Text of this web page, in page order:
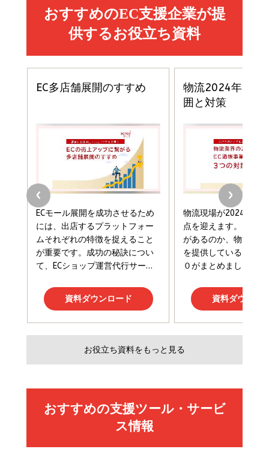
￥1,870
小さな会社は戦略が9割
ドリルを売るには穴を売れ
Brand Shift(ブランド・シフト): 「信頼」で選ばれ
る時代の成長戦略
￥2,420
マーケティングの真実 P&G・グリコで学んだ失敗
と成長の法則
￥2,200
Amazonランキングをもっと見る
￥880
anan(アンアン)2026/06/24号 No.2500増刊
スペシャルエディション[王道エンタメの矜持／
￥1,100
anan(アンアン)2026/07/08号 No.2502[2026
年後半、あなたの恋と運命／山田涼介]
￥880
ママ投資家が育休中に１億貯めた株式投資
￥1,870
組織の成果を最大化する ルールのデザイン
￥1,980
Amazonランキングをもっと見る
イシューからはじめよ［改訂版］――知的生産の「シンプ
ルな本質」
￥2,200
経営メモ 16年の起業家人生で得た知見
影響力の武器［新版］：人を動かす七つの原理
￥3,190
フィードバック経営 「沈黙の組織」から「高め合う
組織」へ
Amazonランキングをもっと見る